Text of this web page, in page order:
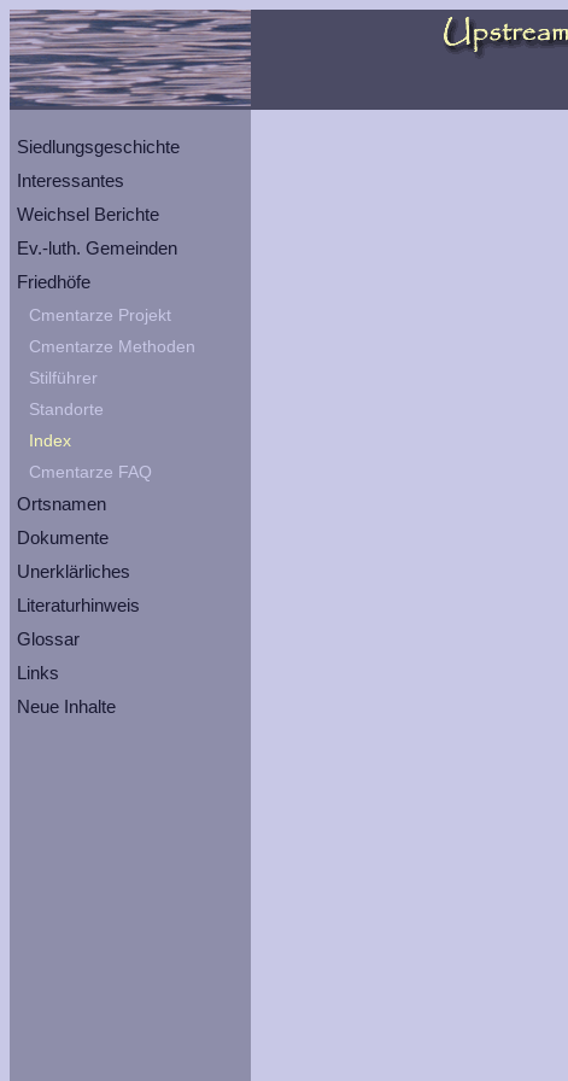
Siedlungsgeschichte
Interessantes
Weichsel Berichte
Ev.-luth. Gemeinden
Friedhöfe
Cmentarze Projekt
Cmentarze Methoden
Stilführer
Standorte
Index
Cmentarze FAQ
Ortsnamen
Dokumente
Unerklärliches
Literaturhinweis
Glossar
Links
Neue Inhalte